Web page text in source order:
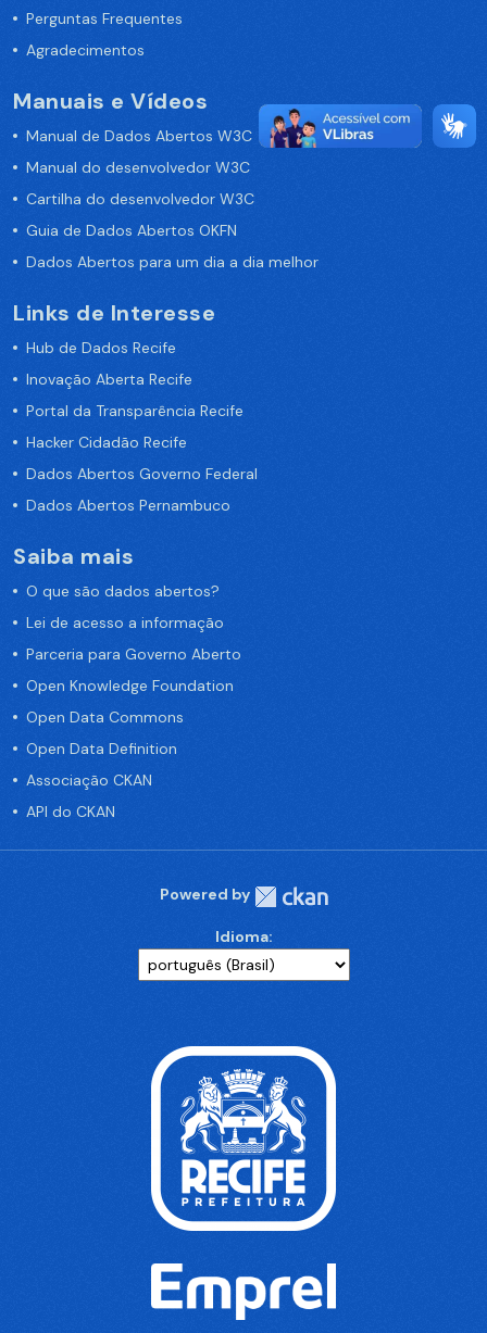
Perguntas Frequentes
Agradecimentos
Manuais e Vídeos
Manual de Dados Abertos W3C
Manual do desenvolvedor W3C
Cartilha do desenvolvedor W3C
Guia de Dados Abertos OKFN
Dados Abertos para um dia a dia melhor
Links de Interesse
Hub de Dados Recife
Inovação Aberta Recife
Portal da Transparência Recife
Hacker Cidadão Recife
Dados Abertos Governo Federal
Dados Abertos Pernambuco
Saiba mais
O que são dados abertos?
Lei de acesso a informação
Parceria para Governo Aberto
Open Knowledge Foundation
Open Data Commons
Open Data Definition
Associação CKAN
API do CKAN
Powered by
Idioma